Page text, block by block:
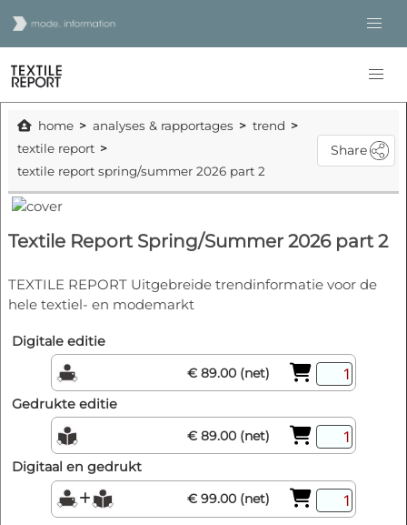
home analyses & rapportages
trend
textile report
textile report spring/summer 2026 part 2
Share
Textile Report Spring/Summer 2026 part 2
TEXTILE REPORT Uitgebreide trendinformatie voor de
hele textiel- en modemarkt
Digitale editie
€ 89.00 (net)
Gedrukte editie
€ 89.00 (net)
Digitaal en gedrukt
€ 99.00 (net)